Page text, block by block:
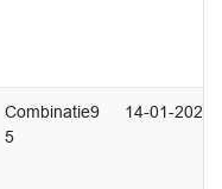
Combinatie9
5
14-01-2025